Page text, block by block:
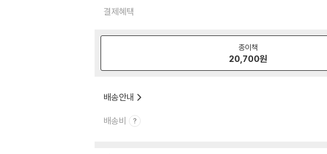
결제혜택
종이책
20,700원
배송안내
배송비